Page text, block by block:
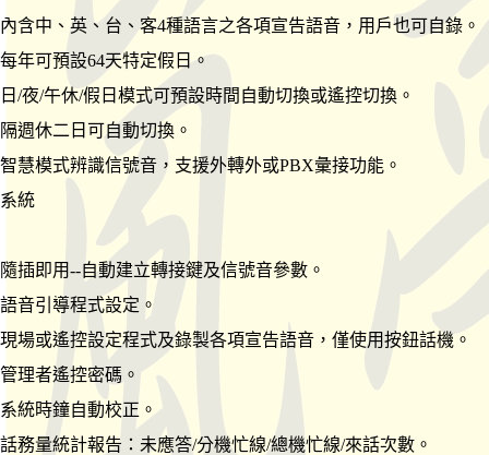
內含中、英、台、客4種語言之各項宣告語音，用戶也可自錄。
每年可預設64天特定假日。
日/夜/午休/假日模式可預設時間自動切換或遙控切換。
隔週休二日可自動切換。
智慧模式辨識信號音，支援外轉外或PBX彙接功能。
系統
隨插即用--自動建立轉接鍵及信號音參數。
語音引導程式設定。
現場或遙控設定程式及錄製各項宣告語音，僅使用按鈕話機。
管理者遙控密碼。
系統時鐘自動校正。
話務量統計報告：未應答/分機忙線/總機忙線/來話次數。